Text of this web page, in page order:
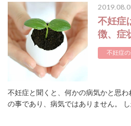
不妊症
徴、症
不妊症
不妊症と聞くと、何かの病気かと思
の事であり、病気ではありません。